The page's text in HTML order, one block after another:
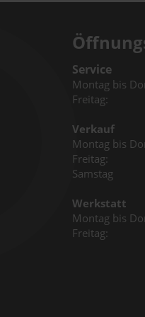
Service
Montag bis
Freitag:
Verkauf
Montag bis
Freitag:
Samstag
Werkstatt
Montag bis
Freitag: